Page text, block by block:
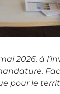
2026, à
pour le